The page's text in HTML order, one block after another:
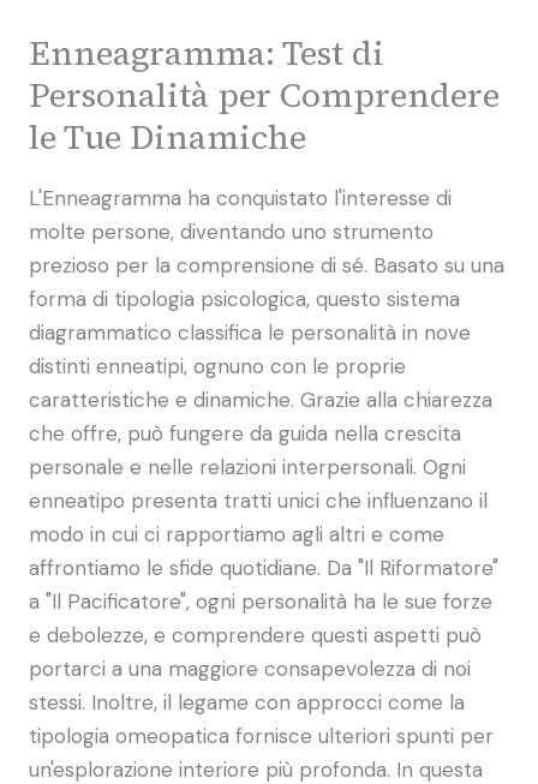
Enneagramma: Test di
Personalità per Comprendere
le Tue Dinamiche
L'Enneagramma ha conquistato l'interesse di
molte persone, diventando uno strumento
prezioso per la comprensione di sé. Basato su una
forma di tipologia psicologica, questo sistema
diagrammatico classifica le personalità in nove
distinti enneatipi, ognuno con le proprie
caratteristiche e dinamiche. Grazie alla chiarezza
che offre, può fungere da guida nella crescita
personale e nelle relazioni interpersonali. Ogni
enneatipo presenta tratti unici che influenzano il
modo in cui ci rapportiamo agli altri e come
affrontiamo le sfide quotidiane. Da "Il Riformatore"
a "Il Pacificatore", ogni personalità ha le sue forze
e debolezze, e comprendere questi aspetti può
portarci a una maggiore consapevolezza di noi
stessi. Inoltre, il legame con approcci come la
tipologia omeopatica fornisce ulteriori spunti per
un'esplorazione interiore più profonda. In questa